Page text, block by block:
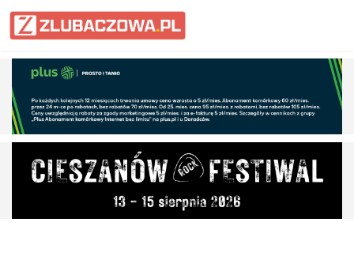
Informacje Lubaczów, powiat